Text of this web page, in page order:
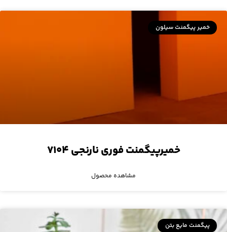
خمیر پیگمنت سیلون
خمیرپیگمنت فوری نارنجی ۷۱۰۴
مشاهده محصول
پیگمنت مایع بتن